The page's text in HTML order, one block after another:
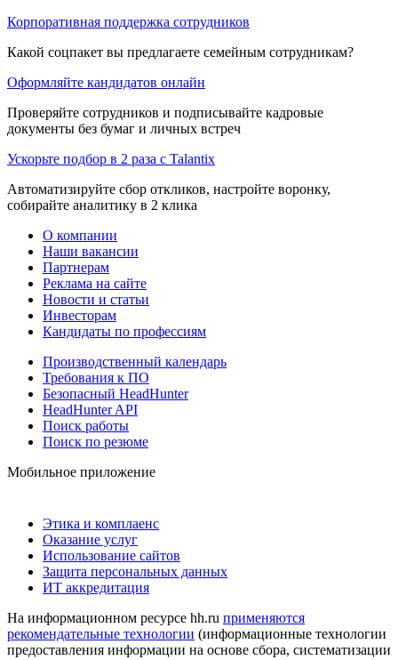
Корпоративная поддержка сотрудников
Какой соцпакет вы предлагаете семейным сотрудникам?
Оформляйте кандидатов онлайн
Проверяйте сотрудников и подписывайте кадровые
документы без бумаг и личных встреч
Ускорьте подбор в 2 раза с Talantix
Автоматизируйте сбор откликов, настройте воронку,
собирайте аналитику в 2 клика
О компании
Наши вакансии
Партнерам
Реклама на сайте
Новости и статьи
Инвесторам
Кандидаты по профессиям
Производственный календарь
Требования к ПО
Безопасный HeadHunter
HeadHunter API
Поиск работы
Поиск по резюме
Мобильное приложение
Этика и комплаенс
Оказание услуг
Использование сайтов
Защита персональных данных
ИТ аккредитация
На информационном ресурсе hh.ru применяются
рекомендательные технологии (информационные технологии
предоставления информации на основе сбора, систематизации